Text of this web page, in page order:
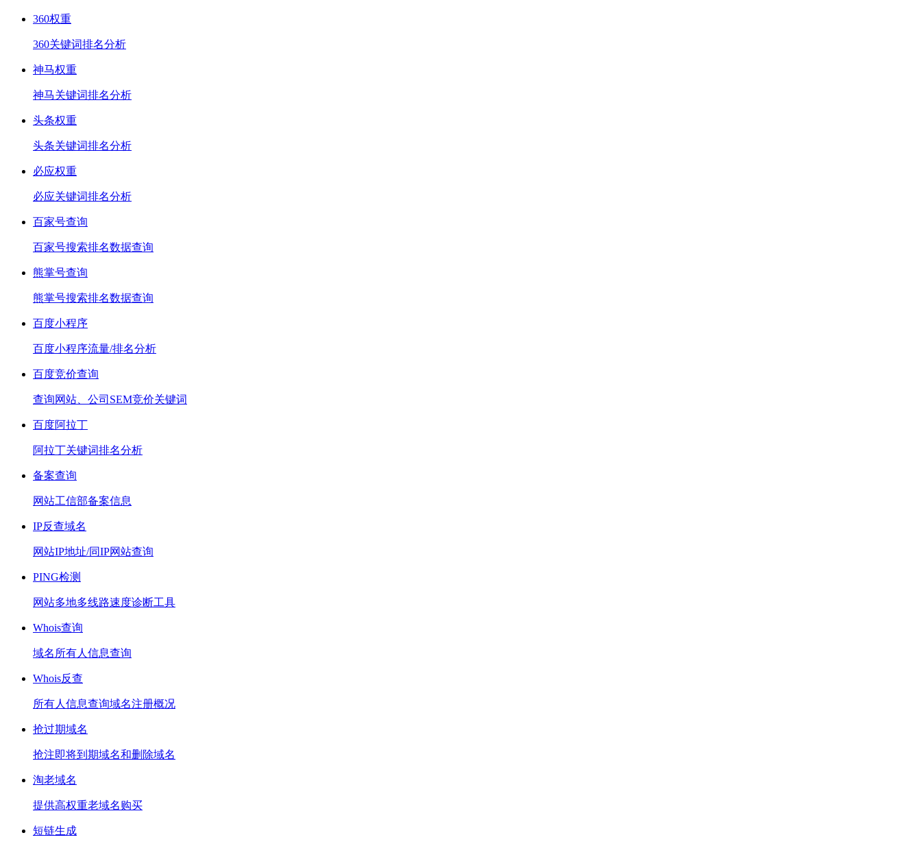
360权重
360关键词排名分析
神马权重
神马关键词排名分析
头条权重
头条关键词排名分析
必应权重
必应关键词排名分析
百家号查询
百家号搜索排名数据查询
熊掌号查询
熊掌号搜索排名数据查询
百度小程序
百度小程序流量/排名分析
百度竞价查询
查询网站、公司SEM竞价关键词
百度阿拉丁
阿拉丁关键词排名分析
备案查询
网站工信部备案信息
IP反查域名
网站IP地址/同IP网站查询
PING检测
网站多地多线路速度诊断工具
Whois查询
域名所有人信息查询
Whois反查
所有人信息查询域名注册概况
抢过期域名
抢注即将到期域名和删除域名
淘老域名
提供高权重老域名购买
短链生成